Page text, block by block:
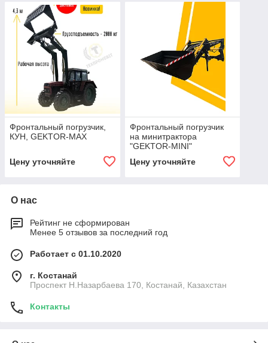
Фронтальный погрузчик,
КУН, GEKTOR-MAX
Цену уточняйте
Фронтальный погрузчик
на минитрактора
"GEKTOR-MINI"
Цену уточняйте
О нас
Рейтинг не сформирован
Менее 5 отзывов за последний год
Работает с 01.10.2020
г. Костанай
Проспект Н.Назарбаева 170, Костанай, Казахстан
Контакты